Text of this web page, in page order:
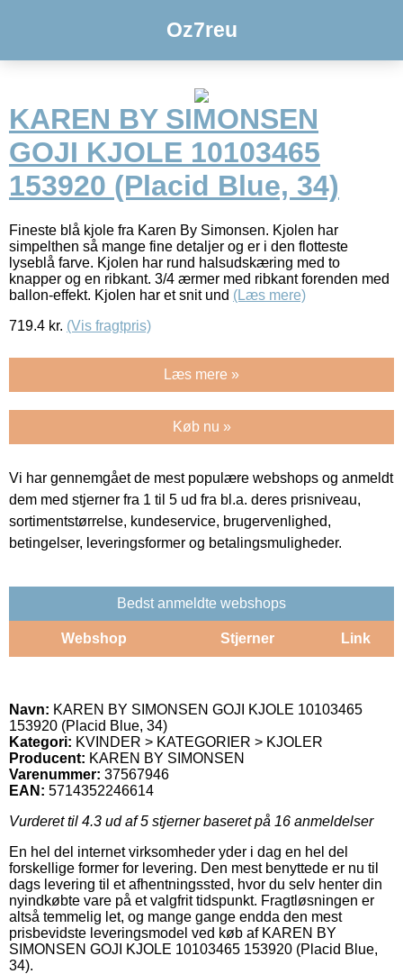
Oz7reu
KAREN BY SIMONSEN
GOJI KJOLE 10103465
153920 (Placid Blue, 34)
Fineste blå kjole fra Karen By Simonsen. Kjolen har
simpelthen så mange fine detaljer og er i den flotteste
lyseblå farve. Kjolen har rund halsudskæring med to
knapper og en ribkant. 3/4 ærmer med ribkant forenden med
ballon-effekt. Kjolen har et snit und (Læs mere)
719.4 kr. (Vis fragtpris)
Læs mere »
Køb nu »
Vi har gennemgået de mest populære webshops og anmeldt
dem med stjerner fra 1 til 5 ud fra bl.a. deres prisniveau,
sortimentstørrelse, kundeservice, brugervenlighed,
betingelser, leveringsformer og betalingsmuligheder.
Bedst anmeldte webshops
Webshop Stjerner Link
Navn: KAREN BY SIMONSEN GOJI KJOLE 10103465
153920 (Placid Blue, 34)
Kategori: KVINDER > KATEGORIER > KJOLER
Producent: KAREN BY SIMONSEN
Varenummer: 37567946
EAN: 5714352246614
Vurderet til 4.3 ud af 5 stjerner baseret på 16 anmeldelser
En hel del internet virksomheder yder i dag en hel del
forskellige former for levering. Den mest benyttede er nu til
dags levering til et afhentningssted, hvor du selv henter din
nyindkøbte vare på et valgfrit tidspunkt. Fragtløsningen er
altså temmelig let, og mange gange endda den mest
prisbevidste leveringsmodel ved køb af KAREN BY
SIMONSEN GOJI KJOLE 10103465 153920 (Placid Blue,
34).